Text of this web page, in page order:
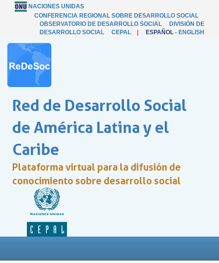
NACIONES UNIDAS
CONFERENCIA REGIONAL SOBRE DESARROLLO SOCIAL
OBSERVATORIO DE DESARROLLO SOCIAL
DIVISIÓN DE
DESARROLLO SOCIAL
CEPAL ESPAÑOL - ENGLISH
Red de Desarrollo Social
de América Latina y el
Caribe
Plataforma virtual para la difusión de
conocimiento sobre desarrollo social